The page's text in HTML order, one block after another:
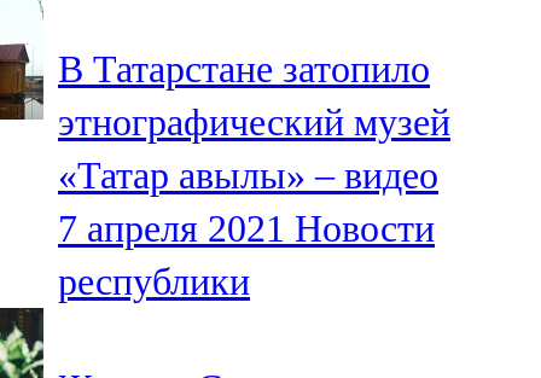
107,0 FM
Яр Чаллы
105,5 FM
В Татарстане затопило
этнографический музей
«Татар авылы» – видео
7 апреля 2021 Новости
республики